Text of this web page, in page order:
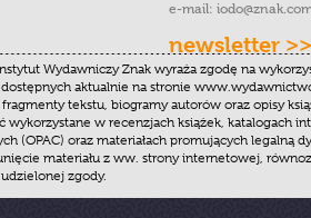
e-mail:
newsletter >>
Wydawniczy Znak wyraża zgodę na
dostępnych aktualnie na stronie
fragmenty tekstu, biogramy autorów oraz opisy
wykorzystane w recenzjach książek, katalogach
(OPAC) oraz materiałach promujących legalną
materiału z ww. strony internetowej,
zgody.